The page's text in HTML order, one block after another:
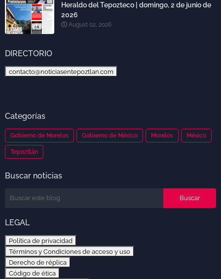
Heraldo del Tepozteco | domingo, 2 de junio de
2026
August 02, 2026
DIRECTORIO
contacto@noticiasentepoztlan.com
Categorías
Gobierno de Morelos Gobierno de México Morelos México
Tepoztlán
Buscar noticias
LEGAL
Política de privacidad
Términos y Condiciones de acceso y uso
Derecho de réplica
Código de ética